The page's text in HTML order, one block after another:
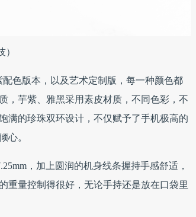
）
色版本，以及艺术定制版，每一种颜色都
，芋紫、雅黑采用素皮材质，不同色彩，不
满的珍珠双环设计，不仅赋予了手机极高的
心。
，加上圆润的机身线条握持手感舒适，
重量控制得很好，无论手持还是放在口袋里